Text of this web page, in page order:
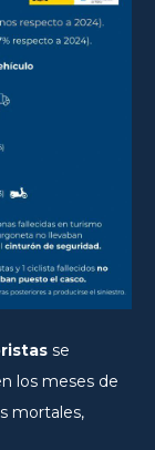
se
los meses de
mortales,